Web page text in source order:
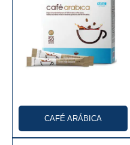
🇰🇷 Corea del Sur
🇰🇭 Camboya
🇭🇰 Hong Kong
🇮🇩 Indonesia
CAFÉ ARÁBICA